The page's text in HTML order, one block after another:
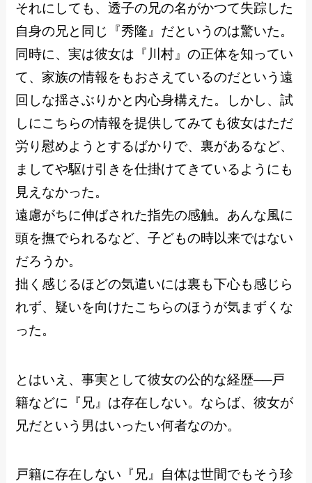
それにしても、透子の兄の名がかつて失踪した
自身の兄と同じ『秀隆』だというのは驚いた。
同時に、実は彼女は『川村』の正体を知ってい
て、家族の情報をもおさえているのだという遠
回しな揺さぶりかと内心身構えた。しかし、試
しにこちらの情報を提供してみても彼女はただ
労り慰めようとするばかりで、裏があるなど、
ましてや駆け引きを仕掛けてきているようにも
見えなかった。
遠慮がちに伸ばされた指先の感触。あんな風に
頭を撫でられるなど、子どもの時以来ではない
だろうか。
拙く感じるほどの気遣いには裏も下心も感じら
れず、疑いを向けたこちらのほうが気まずくな
った。
とはいえ、事実として彼女の公的な経歴──戸
籍などに『兄』は存在しない。ならば、彼女が
兄だという男はいったい何者なのか。
戸籍に存在しない『兄』自体は世間でもそう珍